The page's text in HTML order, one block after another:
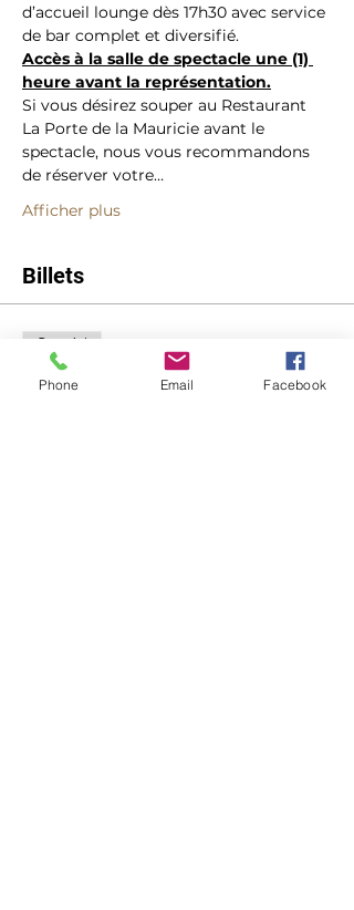
d’accueil lounge dès 17h30 avec service
de bar complet et diversifié.
Accès à la salle de spectacle une (1)
heure avant la représentation.
Si vous désirez souper au Restaurant
La Porte de la Mauricie avant le
spectacle, nous vous recommandons
de réserver votre…
Afficher plus
Billets
Complet
Type de billet
Phone Email Facebook